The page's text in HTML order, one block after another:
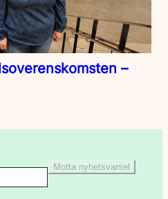
–
Motta nyhetsvarsel